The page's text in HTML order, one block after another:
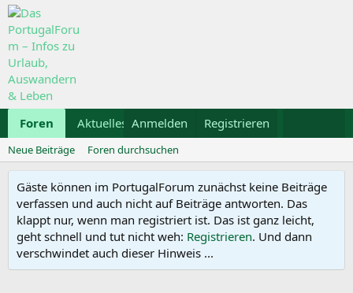
Foren Aktuelles Galerie Kalender
Anmelden Registrieren
Neue Beiträge Foren durchsuchen
Gäste können im PortugalForum zunächst keine Beiträge
verfassen und auch nicht auf Beiträge antworten. Das
klappt nur, wenn man registriert ist. Das ist ganz leicht,
geht schnell und tut nicht weh: Registrieren. Und dann
verschwindet auch dieser Hinweis ...